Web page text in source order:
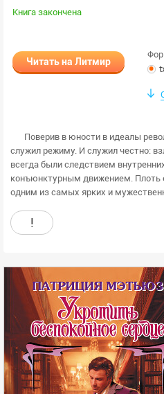
Пол автора:
мужской
женский
Книга закончена
Читать на Литмир
Поверив в юности в идеалы
служил режиму. И служил честно:
всегда были следствием
конъюнктурным движением. Плоть
одним из самых ярких и
!